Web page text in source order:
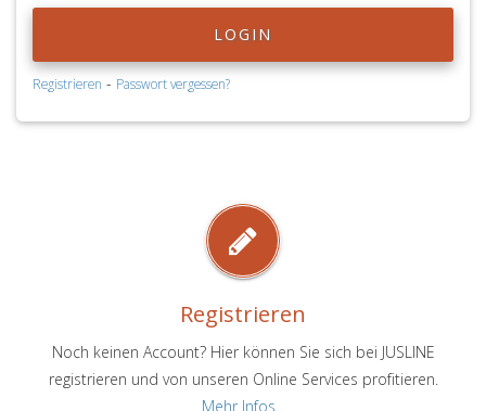
LOGIN
Registrieren - Passwort vergessen?
Registrieren
Noch keinen Account? Hier können Sie sich bei JUSLINE
registrieren und von unseren Online Services profitieren.
Mehr Infos...